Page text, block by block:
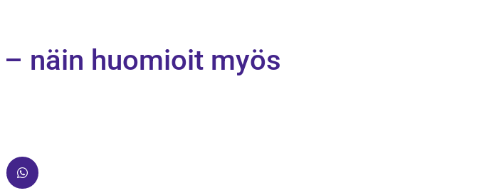
näin huomioit myös